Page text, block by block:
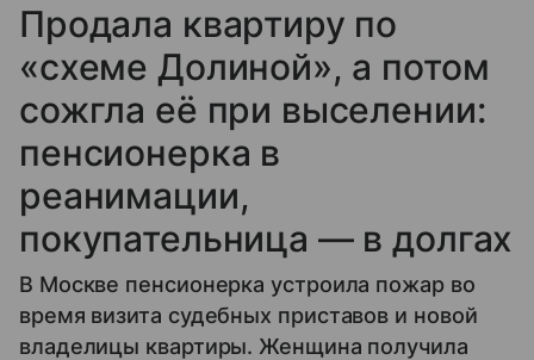
Продала квартиру по
«схеме Долиной», а потом
сожгла её при выселении:
пенсионерка в
реанимации,
покупательница — в долгах
В Москве пенсионерка устроила пожар во
время визита судебных приставов и новой
владелицы квартиры. Женщина получила